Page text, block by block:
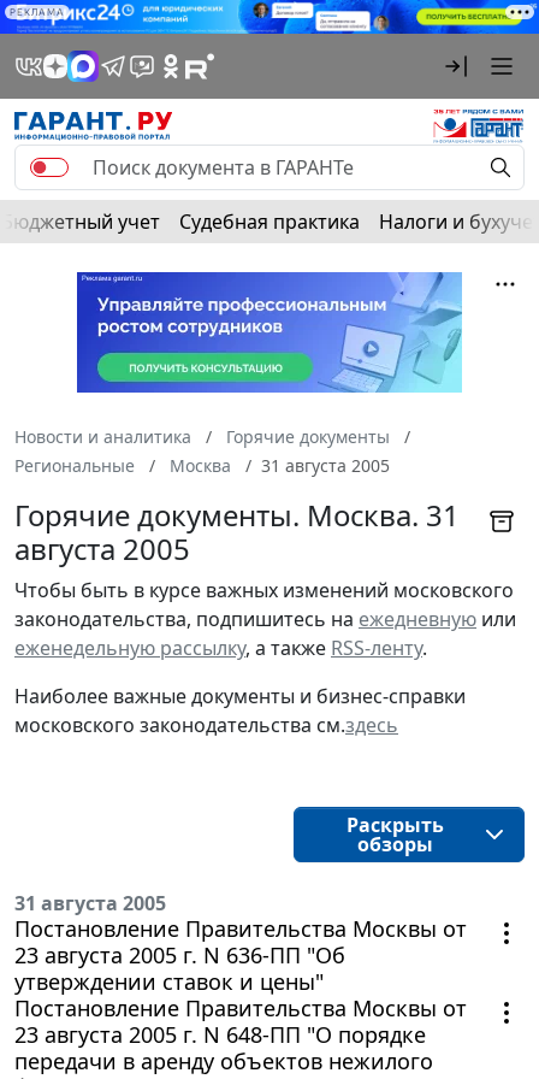
РЕКЛАМА
Бюджетный учет Судебная практика Налоги и
Новости и аналитика
Горячие документы
Региональные
Москва 31 августа 2005
Горячие документы. Москва. 31
августа 2005
Чтобы быть в курсе важных изменений московского
законодательства, подпишитесь на ежедневную или
еженедельную рассылку, а также RSS-ленту.
Наиболее важные документы и бизнес-справки
московского законодательства см.здесь
Раскрыть
обзоры
31 августа 2005
Постановление Правительства Москвы от
23 августа 2005 г. N 636-ПП "Об
утверждении ставок и цены"
Постановление Правительства Москвы от
23 августа 2005 г. N 648-ПП "О порядке
передачи в аренду объектов нежилого